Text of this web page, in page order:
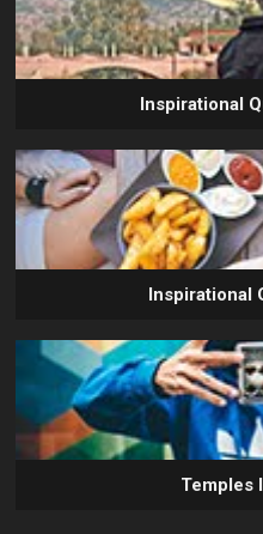
Inspirational
Inspirational
Temples